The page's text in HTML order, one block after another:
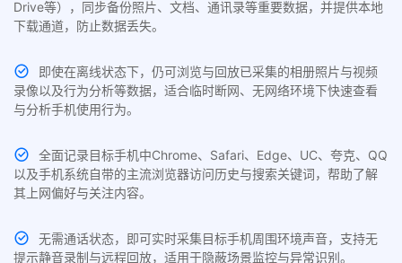
Drive等），同步备份照片、文档、通讯录等重要数据，并提供本地
下载通道，防止数据丢失。
即使在离线状态下，仍可浏览与回放已采集的相册照片与视频
录像以及行为分析等数据，适合临时断网、无网络环境下快速查看
与分析手机使用行为。
全面记录目标手机中Chrome、Safari、Edge、UC、夸克、QQ
以及手机系统自带的主流浏览器访问历史与搜索关键词，帮助了解
其上网偏好与关注内容。
无需通话状态，即可实时采集目标手机周围环境声音，支持无
提示静音录制与远程回放，适用于隐蔽场景监控与异常识别。